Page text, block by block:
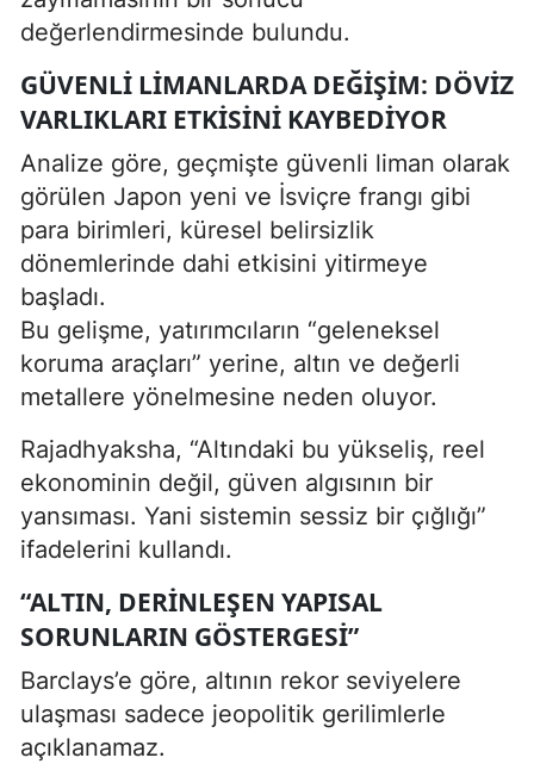
değerlendirmesinde bulundu.
GÜVENLI LIMANLARDA DEĞIŞIM: DÖVIZ
VARLIKLARI ETKISINI KAYBEDIYOR
Analize göre, geçmişte güvenli liman olarak
görülen Japon yeni ve İsviçre frangı gibi
para birimleri, küresel belirsizlik
dönemlerinde dahi etkisini yitirmeye
başladı.
Bu gelişme, yatırımcıların “geleneksel
koruma araçları” yerine, altın ve değerli
metallere yönelmesine neden oluyor.
Rajadhyaksha, “Altındaki bu yükseliş, reel
ekonominin değil, güven algısının bir
yansıması. Yani sistemin sessiz bir çığlığı”
ifadelerini kullandı.
“ALTIN, DERINLEŞEN YAPISAL
SORUNLARIN GÖSTERGESI”
Barclays’e göre, altının rekor seviyelere
ulaşması sadece jeopolitik gerilimlerle
açıklanamaz.